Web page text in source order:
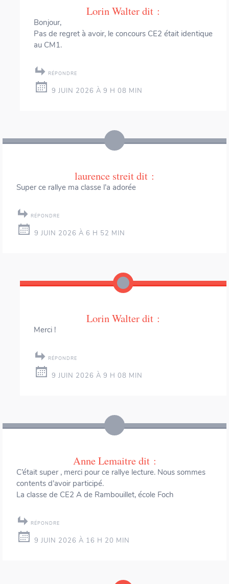
Lorin Walterdit :
Bonjour,
Pas de regret à avoir, le concours CE2 était identique
au CM1.
RÉPONDRE
9 JUIN 2026 À 9 H 08 MIN
laurence streitdit :
Super ce rallye ma classe l’a adorée
RÉPONDRE
9 JUIN 2026 À 6 H 52 MIN
Lorin Walterdit :
Merci !
RÉPONDRE
9 JUIN 2026 À 9 H 08 MIN
Anne Lemaitredit :
C’était super , merci pour ce rallye lecture. Nous sommes
contents d’avoir participé.
La classe de CE2 A de Rambouillet, école Foch
RÉPONDRE
9 JUIN 2026 À 16 H 20 MIN